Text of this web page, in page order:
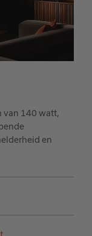
van 140 watt,
en